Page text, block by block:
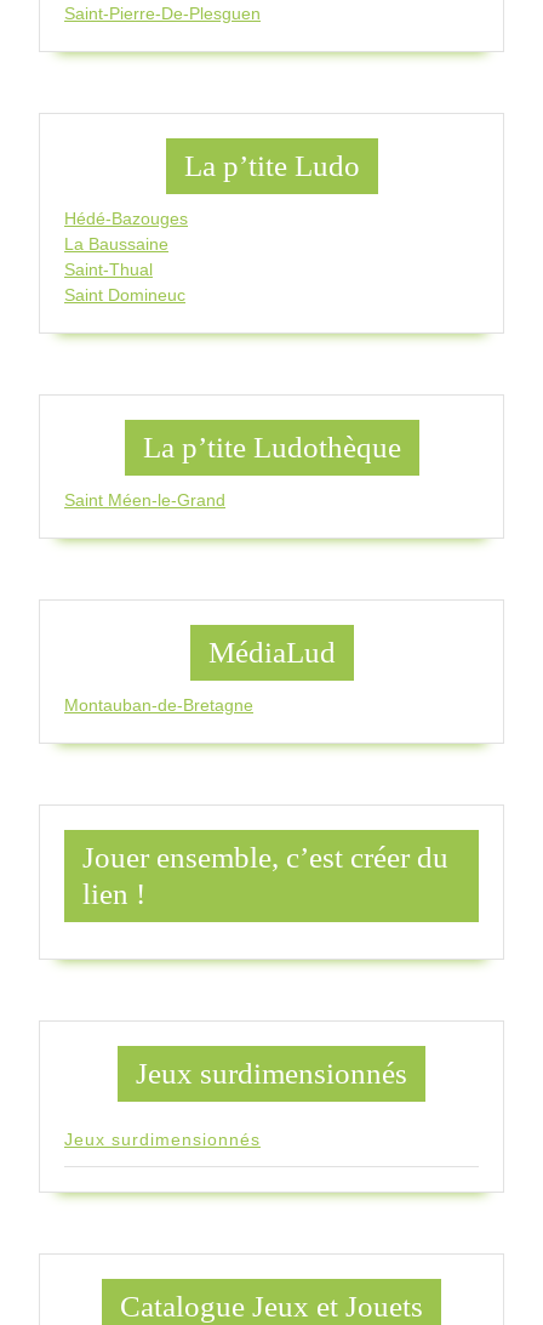
Saint-Pierre-De-Plesguen
La p’tite Ludo
Hédé-Bazouges
La Baussaine
Saint-Thual
Saint Domineuc
La p’tite Ludothèque
Saint Méen-le-Grand
MédiaLud
Montauban-de-Bretagne
Jouer ensemble, c’est créer du
lien !
Jeux surdimensionnés
Jeux surdimensionnés
Catalogue Jeux et Jouets